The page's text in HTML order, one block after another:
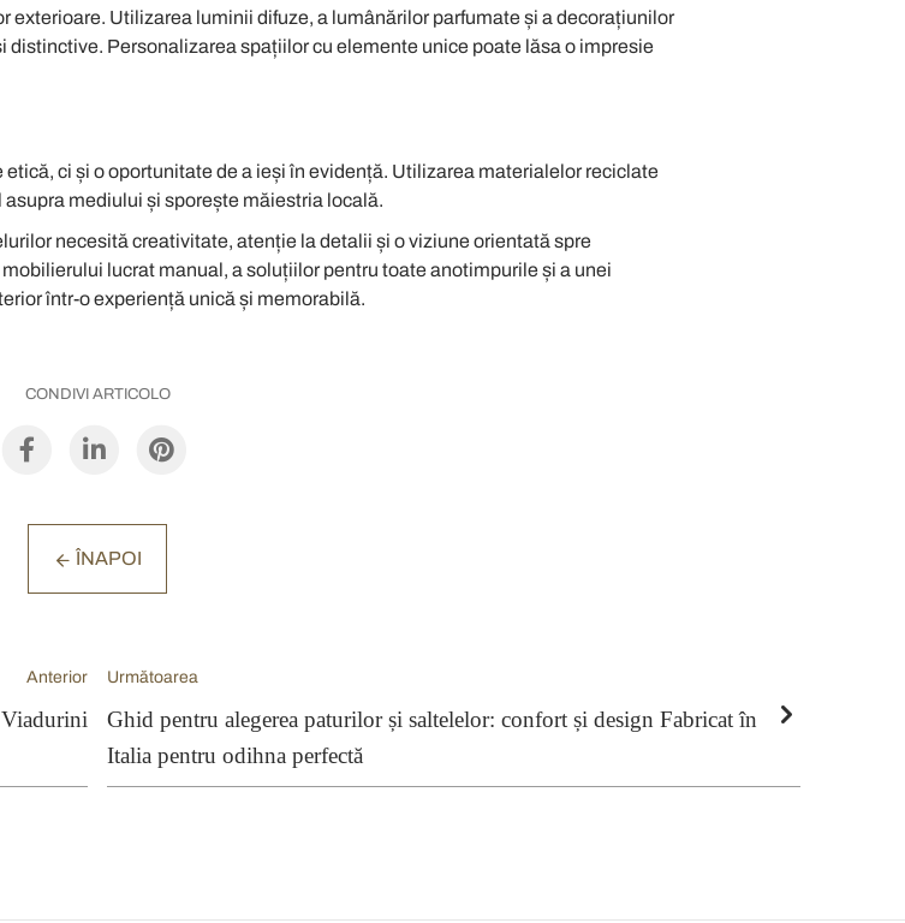
Utilizarea luminii difuze, a lumânărilor parfumate și a decorațiunilor
Personalizarea spațiilor cu elemente unice poate lăsa o impresie
ci și o oportunitate de a ieși în evidență. Utilizarea materialelor reciclate
mediului și sporește măiestria locală.
necesită creativitate, atenție la detalii și o viziune orientată spre
lucrat manual, a soluțiilor pentru toate anotimpurile și a unei
într-o experiență unică și memorabilă.
CONDIVI ARTICOLO
ÎNAPOI
Anterior Următoarea
Ghid pentru alegerea paturilor și saltelelor: confort și design Fabricat în
Italia pentru odihna perfectă